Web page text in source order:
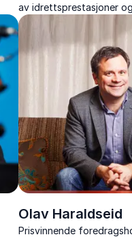
av idrettsprestasjoner og
forretningsinnsikt. Lær
hverandre gode på
Olav Haraldseid
Prisvinnende